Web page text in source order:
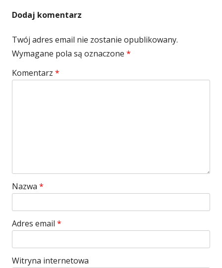
Dodaj komentarz
Twój adres email nie zostanie opublikowany.
Wymagane pola są oznaczone *
Komentarz *
Nazwa *
Adres email *
Witryna internetowa